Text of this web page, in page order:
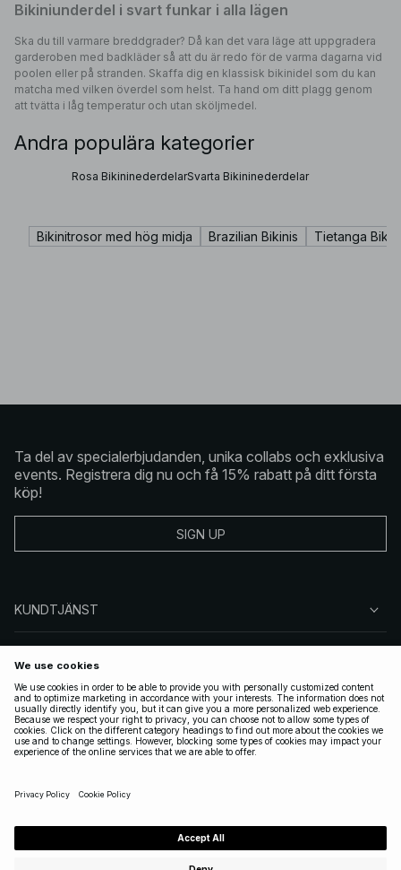
Bikiniunderdel i svart funkar i alla lägen
Ska du till varmare breddgrader? Då kan det vara läge att uppgradera
garderoben med badkläder så att du är redo för de varma dagarna vid
poolen eller på stranden. Skaffa dig en klassisk bikinidel som du kan
matcha med vilken överdel som helst. Ta hand om ditt plagg genom
att tvätta i låg temperatur och utan sköljmedel.
Andra populära kategorier
Rosa BikininederdelarSvarta Bikininederdelar
Bikinitrosor med hög midja Brazilian Bikinis Tietanga
Ta del av specialerbjudanden, unika collabs och exklusiva
events. Registrera dig nu och få 15% rabatt på ditt första
köp!
SIGN UP
KUNDTJÄNST
FÖLJ OSS
JURIDISKT